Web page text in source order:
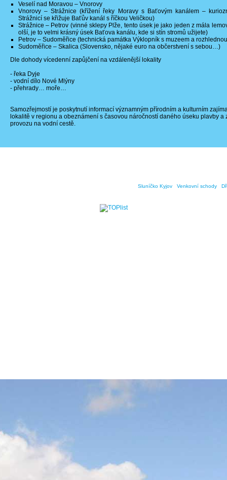
Veselí nad Moravou – Vnorovy
Vnorovy – Strážnice (křížení řeky Moravy s Baťovým kanálem –
Strážnicí se křižuje Baťův kanál s říčkou Veličkou)
Strážnice – Petrov (vinné sklepy Plže, tento úsek je jako jeden z mála
olší, je to velmi krásný úsek Baťova kanálu, kde si stín stromů užijete)
Petrov – Sudoměřice (technická památka Výklopník s muzeem a
Sudoměřice – Skalica (Slovensko, nějaké euro na občerstvení s sebou…)
Dle dohody vícedenní zapůjčení na vzdálenější lokality
- řeka Dyje
- vodní dílo Nové Mlýny
- přehrady… moře…
Samozřejmostí je poskytnutí informací významným přírodním a kulturním
lokalitě v regionu a obeznámení s časovou náročností daného úseku plavby a
provozu na vodní cestě.
Sluníčko Kyjov| Venkovní schody|